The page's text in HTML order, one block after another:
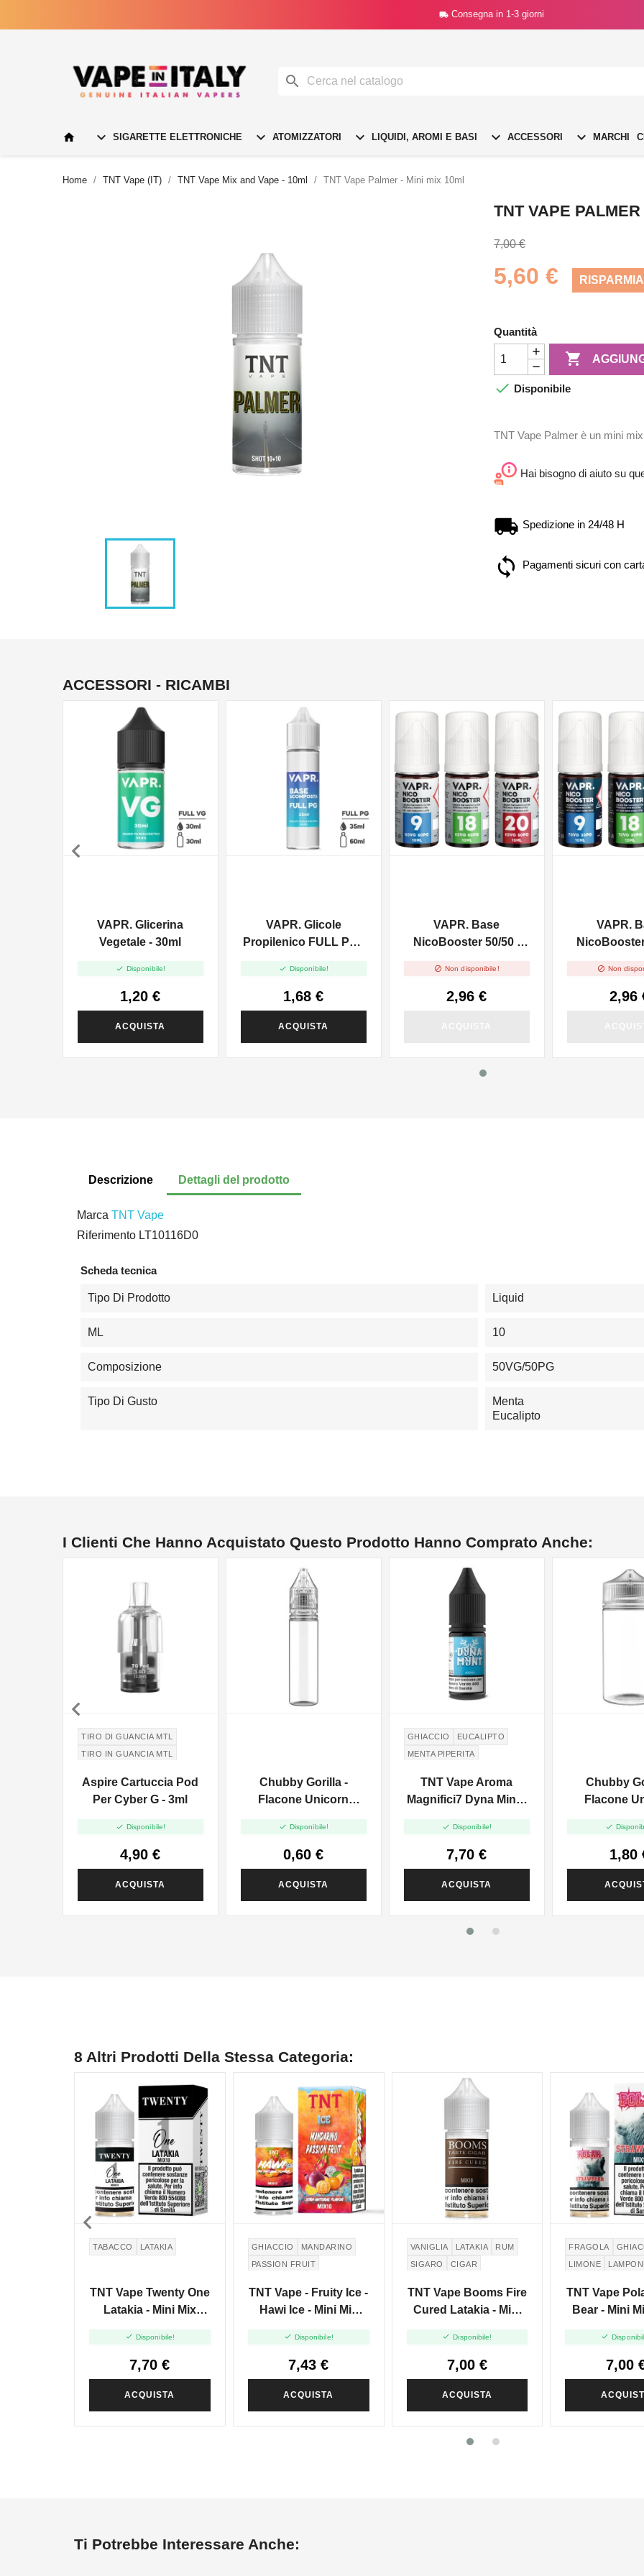
 Consegna in 1-3 giorni

  SIGARETTE ELETTRONICHE  ATOMIZZATORI  LIQUIDI, AROMI E BASI  ACCESSORI  MARCHI
Home TNT Vape (IT) TNT Vape Mix and Vape - 10ml TNT Vape Palmer - Mini mix 10ml
TNT VAPE
7,00 €
5,60 €
Quantità

 Disponibile
TNT Vape Palmer è un mini
Hai bisogno di aiuto su
Spedizione in 24/48 H
Pagamenti sicuri con
ACCESSORI - RICAMBI
VAPR. Glicerina
Vegetale - 30ml
 Disponibile!
1,20 €
ACQUISTA
VAPR. Glicole
Propilenico FULL PG -
 Disponibile!
1,68 €
ACQUISTA
VAPR. Base
NicoBooster 50/50 -
 Non disponibile!
2,96 €
VAPR.
 Non
2,96

Descrizione Dettagli del prodotto
Marca TNT Vape
Riferimento LT10116D0
Scheda tecnica
Tipo Di Prodotto Liquid
ML 10
Composizione 50VG/50PG
Tipo Di Gusto
Menta
Eucalipto
I Clienti Che Hanno Acquistato Questo Prodotto Hanno Comprato Anche:
TIRO DI GUANCIA MTL
TIRO IN GUANCIA MTL
Aspire Cartuccia Pod
Per Cyber G - 3ml
 Disponibile!
4,90 €
ACQUISTA
Chubby Gorilla -
Flacone Unicorn
 Disponibile!
0,60 €
ACQUISTA
GHIACCIO
EUCALIPTO
MENTA PIPERITA
TNT Vape Aroma
Magnifici7 Dyna Mint -
 Disponibile!
7,70 €
ACQUISTA
Chubby
Flacone

1,80

8 Altri Prodotti Della Stessa Categoria:
TABACCO LATAKIA
TNT Vape Twenty One
Latakia - Mini Mix
 Disponibile!
7,70 €
ACQUISTA
GHIACCIO
MANDARINO
PASSION FRUIT
TNT Vape - Fruity Ice -
Hawi Ice - Mini Mix
 Disponibile!
7,43 €
ACQUISTA
VANIGLIA LATAKIA
RUM
SIGARO
CIGAR
TNT Vape Booms Fire
Cured Latakia - Mini
 Disponibile!
7,00 €
ACQUISTA
FRAGOLA
LIMONE
TNT Vape
Bear - Mini

7,00

Ti Potrebbe Interessare Anche: